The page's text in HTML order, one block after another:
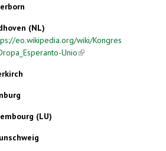
(NL)
eo.wikipedia.org/wiki/Kongres
Unio(link is
(LU)